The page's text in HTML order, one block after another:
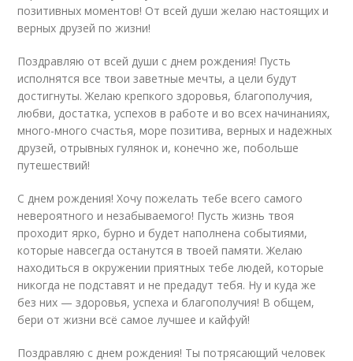
позитивных моментов! От всей души желаю настоящих и
верных друзей по жизни!
Поздравляю от всей души с днем рождения! Пусть
исполнятся все твои заветные мечты, а цели будут
достигнуты. Желаю крепкого здоровья, благополучия,
любви, достатка, успехов в работе и во всех начинаниях,
много-много счастья, море позитива, верных и надежных
друзей, отрывных гулянок и, конечно же, побольше
путешествий!
С днем рождения! Хочу пожелать тебе всего самого
невероятного и незабываемого! Пусть жизнь твоя
проходит ярко, бурно и будет наполнена событиями,
которые навсегда останутся в твоей памяти. Желаю
находиться в окружении приятных тебе людей, которые
никогда не подставят и не предадут тебя. Ну и куда же
без них — здоровья, успеха и благополучия! В общем,
бери от жизни всё самое лучшее и кайфуй!
Поздравляю с днем рождения! Ты потрясающий человек